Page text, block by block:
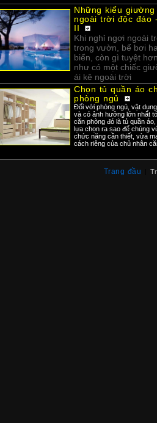
Những kiểu giường
ngoài trời độc đáo
II
Khi nghỉ ngơi ngoài
trong vườn, bể bơi
biển, còn gì tuyệt
như có một chiếc
ái kê ngoài trời
Chọn tủ quần áo
phòng ngủ
Đối với phòng ngủ, vật
và có ảnh hưởng lớn nhất
căn phòng đó là tủ quần
lựa chọn ra sao để chúng
chức năng cần thiết, vừa
cách riêng của chủ nhân
Trang đầu